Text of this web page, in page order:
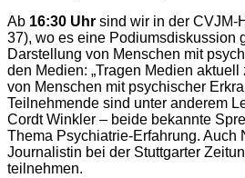
Ab 16:30 Uhr sind wir in der CVJM-
37), wo es eine Podiumsdiskussion
Darstellung von Menschen mit
den Medien: „Tragen Medien
von Menschen mit psychischer
Teilnehmende sind unter anderem
Cordt Winkler – beide bekannte
Thema Psychiatrie-Erfahrung. Auch
Journalistin bei der Stuttgarter
teilnehmen.